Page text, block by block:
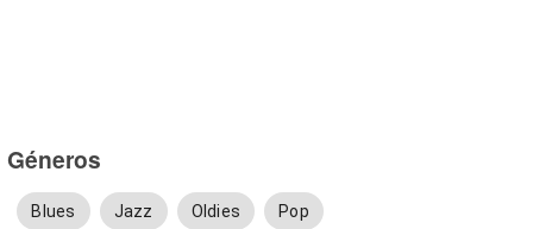
Géneros
Blues Jazz Oldies Pop